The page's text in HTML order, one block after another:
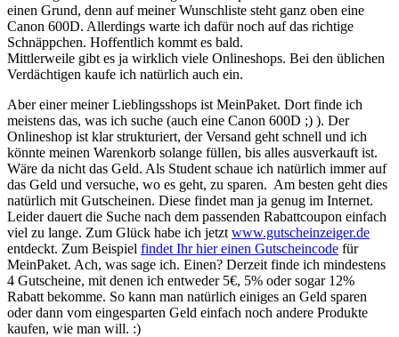
einen Grund, denn auf meiner Wunschliste steht ganz oben eine
Canon 600D. Allerdings warte ich dafür noch auf das richtige
Schnäppchen. Hoffentlich kommt es bald.
Mittlerweile gibt es ja wirklich viele Onlineshops. Bei den üblichen
Verdächtigen kaufe ich natürlich auch ein.
Aber einer meiner Lieblingsshops ist MeinPaket. Dort finde ich
meistens das, was ich suche (auch eine Canon 600D ;) ). Der
Onlineshop ist klar strukturiert, der Versand geht schnell und ich
könnte meinen Warenkorb solange füllen, bis alles ausverkauft ist.
Wäre da nicht das Geld. Als Student schaue ich natürlich immer auf
das Geld und versuche, wo es geht, zu sparen. Am besten geht dies
natürlich mit Gutscheinen. Diese findet man ja genug im Internet.
Leider dauert die Suche nach dem passenden Rabattcoupon einfach
viel zu lange. Zum Glück habe ich jetzt www.gutscheinzeiger.de
entdeckt. Zum Beispiel findet Ihr hier einen Gutscheincode für
MeinPaket. Ach, was sage ich. Einen? Derzeit finde ich mindestens
4 Gutscheine, mit denen ich entweder 5€, 5% oder sogar 12%
Rabatt bekomme. So kann man natürlich einiges an Geld sparen
oder dann vom eingesparten Geld einfach noch andere Produkte
kaufen, wie man will. :)